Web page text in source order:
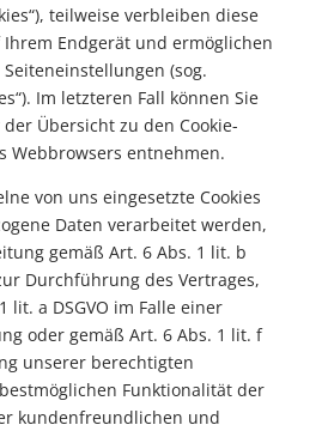
teilweise verbleiben diese
Ihrem Endgerät und ermöglichen
(sog.
Im letzteren Fall können Sie
Übersicht zu den Cookie-
Webbrowsers entnehmen.
von uns eingesetzte Cookies
Daten verarbeitet werden,
gemäß Art. 6 Abs. 1 lit. b
Durchführung des Vertrages,
lit. a DSGVO im Falle einer
oder gemäß Art. 6 Abs. 1 lit. f
unserer berechtigten
Funktionalität der
kundenfreundlichen und